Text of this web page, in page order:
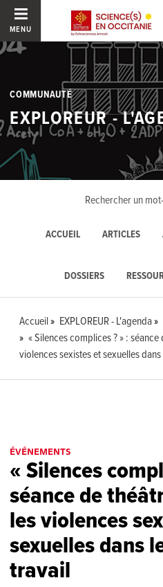
MENU
COMMUNAUTÉ
EXPLOREUR -
ACCUEIL ARTICLES
DOSSIERS
Accueil EXPLOREUR - L'agenda
« Silences complices ? » :
violences sexistes et sexuelles
ÉVÉNEMENTS
« Silences
séance de
les violences
sexuelles dans
travail